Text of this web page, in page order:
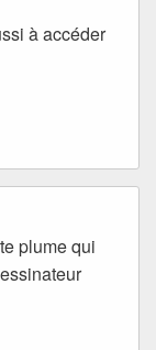
à accéder
plume qui